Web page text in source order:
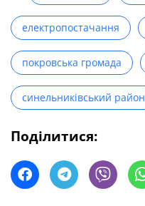
електропостачання
покровська громада
синельниківський район
Поділитися: